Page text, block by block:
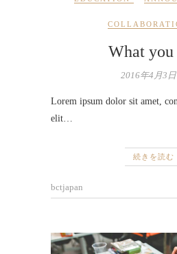
What you
2016年4月3日
Lorem ipsum dolor sit amet,
elit…
続きを読む
bctjapan